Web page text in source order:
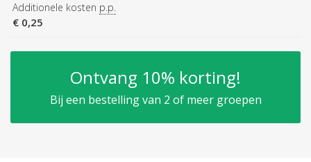
Additionele kosten p.p.
€ 0,25
Ontvang 10% korting!
Bij een bestelling van 2 of meer groepen